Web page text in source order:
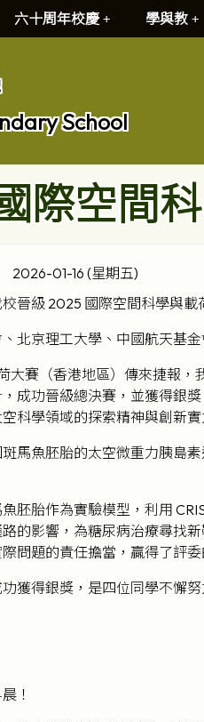
六十周年校慶 學與教
School
際空間
2026-01-16 (星期五)
晉級 2025 國際空間科學與載
北京理工大學、中國航天基金
大賽（香港地區）傳來捷報
成功晉級總決賽，並獲得銀
科學領域的探索精神與創新實
馬魚胚胎的太空微重力胰島
胚胎作為實驗模型，利用
的影響，為糖尿病治療尋找
問題的責任擔當，贏得了評委
獲得銀獎，是四位同學不懈
！